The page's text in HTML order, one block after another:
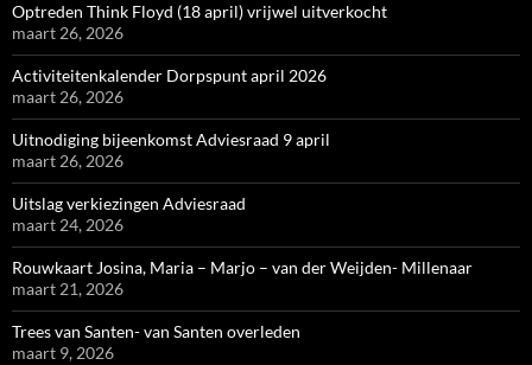
Optreden Think Floyd (18 april) vrijwel uitverkocht
maart 26, 2026
Activiteitenkalender Dorpspunt april 2026
maart 26, 2026
Uitnodiging bijeenkomst Adviesraad 9 april
maart 26, 2026
Uitslag verkiezingen Adviesraad
maart 24, 2026
Rouwkaart Josina, Maria – Marjo – van der Weijden- Millenaar
maart 21, 2026
Trees van Santen- van Santen overleden
maart 9, 2026